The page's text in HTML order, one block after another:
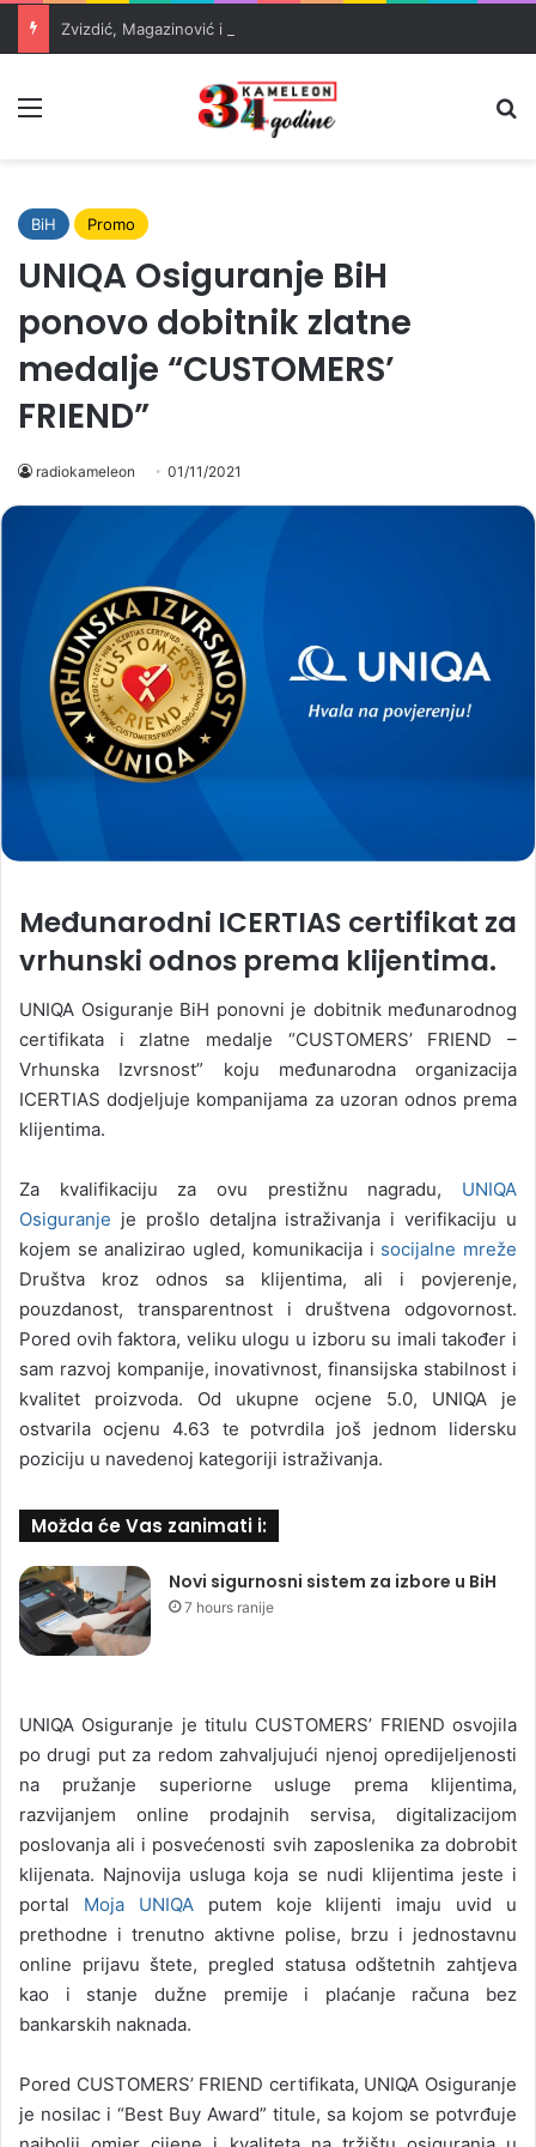
BiH Promo
UNIQA Osiguranje BiH
ponovo dobitnik zlatne
medalje “CUSTOMERS’
FRIEND”
radiokameleon 01/11/2021
Međunarodni ICERTIAS certifikat za
vrhunski odnos prema klijentima.
UNIQA Osiguranje BiH ponovni je dobitnik međunarodnog
certifikata i zlatne medalje “CUSTOMERS’ FRIEND –
Vrhunska Izvrsnost” koju međunarodna organizacija
ICERTIAS dodjeljuje kompanijama za uzoran odnos prema
klijentima.
Za kvalifikaciju za ovu prestižnu nagradu, UNIQA
Osiguranje je prošlo detaljna istraživanja i verifikaciju u
kojem se analizirao ugled, komunikacija i socijalne mreže
Društva kroz odnos sa klijentima, ali i povjerenje,
pouzdanost, transparentnost i društvena odgovornost.
Pored ovih faktora, veliku ulogu u izboru su imali također i
sam razvoj kompanije, inovativnost, finansijska stabilnost i
kvalitet proizvoda. Od ukupne ocjene 5.0, UNIQA je
ostvarila ocjenu 4.63 te potvrdila još jednom lidersku
poziciju u navedenoj kategoriji istraživanja.
Možda će Vas zanimati i:
Novi sigurnosni sistem za izbore u BiH
7 hours ranije
UNIQA Osiguranje je titulu CUSTOMERS’ FRIEND osvojila
po drugi put za redom zahvaljujući njenoj opredijeljenosti
na pružanje superiorne usluge prema klijentima,
razvijanjem online prodajnih servisa, digitalizacijom
poslovanja ali i posvećenosti svih zaposlenika za dobrobit
klijenata. Najnovija usluga koja se nudi klijentima jeste i
portal Moja UNIQAputem koje klijenti imaju uvid u
prethodne i trenutno aktivne polise, brzu i jednostavnu
online prijavu štete, pregled statusa odštetnih zahtjeva
kao i stanje dužne premije i plaćanje računa bez
bankarskih naknada.
Pored CUSTOMERS’ FRIEND certifikata, UNIQA Osiguranje
je nosilac i “Best Buy Award” titule, sa kojom se potvrđuje